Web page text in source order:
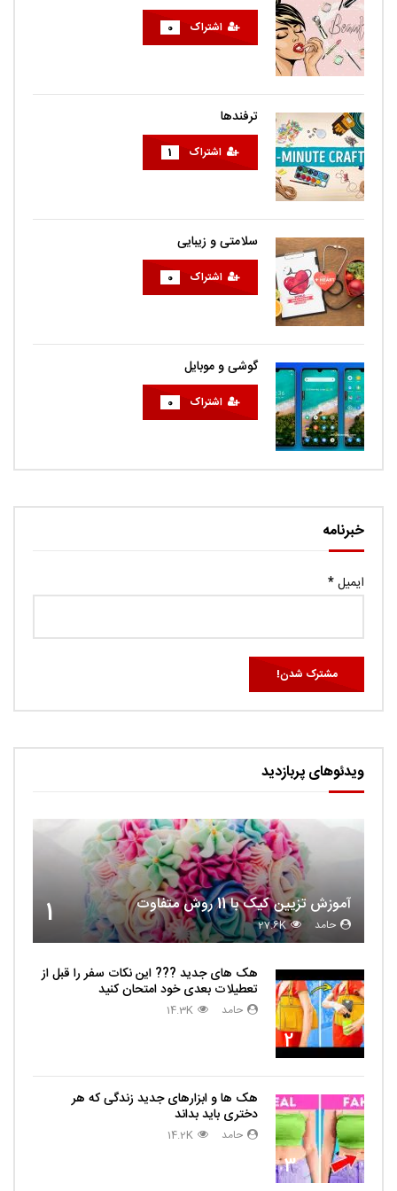
اشتراک 0
ترفندها
اشتراک 1
سلامتی و زیبایی
اشتراک 0
گوشی و موبایل
اشتراک 0
خبرنامه
ایمیل*
ویدئوهای پربازدید
1 آموزش تزیین کیک با 11 روش متفاوت
حامد 27.6K
2
هک های جدید ??️? این نکات سفر را قبل از
تعطیلات بعدی خود امتحان کنید
حامد 14.3K
3
هک ها و ابزارهای جدید زندگی که هر
دختری باید بداند
حامد 14.2K